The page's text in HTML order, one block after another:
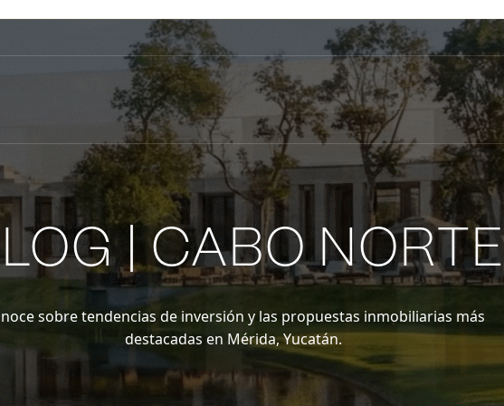
| CABO NORTE
sobre tendencias de inversión y las propuestas inmobiliarias más
destacadas en Mérida, Yucatán.